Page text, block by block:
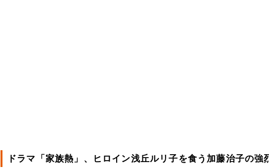
ドラマ「家族熱」、ヒロイン浅丘ルリ子を食う加藤治子の強